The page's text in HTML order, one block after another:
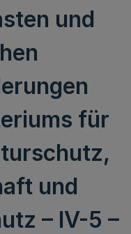
und
für
und
– IV-5 –